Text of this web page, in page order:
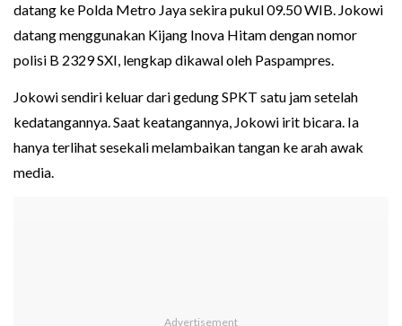
datang ke Polda Metro Jaya sekira pukul 09.50 WIB. Jokowi
datang menggunakan Kijang Inova Hitam dengan nomor
polisi B 2329 SXI, lengkap dikawal oleh Paspampres.
Jokowi sendiri keluar dari gedung SPKT satu jam setelah
kedatangannya. Saat keatangannya, Jokowi irit bicara. Ia
hanya terlihat sesekali melambaikan tangan ke arah awak
media.